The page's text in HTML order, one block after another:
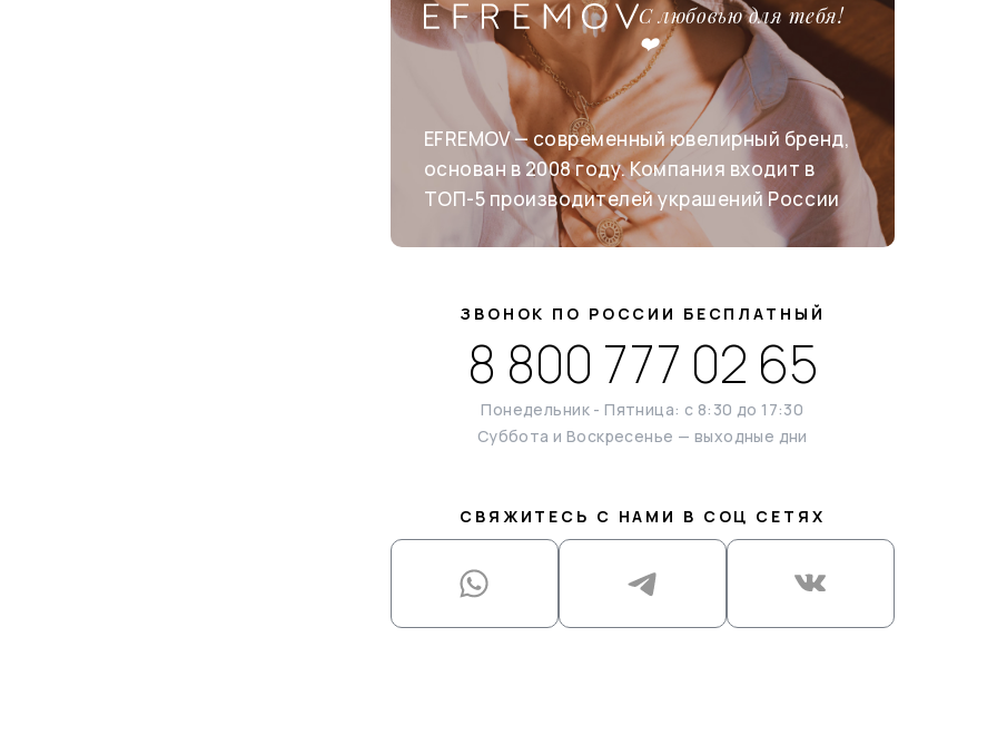
С любовью для тебя!
❤️
EFREMOV — современный ювелирный бренд,
основан в 2008 году. Компания входит в
ТОП-5 производителей украшений России
ЗВОНОК ПО РОССИИ БЕСПЛАТНЫЙ
8 800 777 02 65
Понедельник - Пятница: с 8:30 до 17:30
Суббота и Воскресенье — выходные дни
СВЯЖИТЕСЬ С НАМИ В СОЦ СЕТЯХ